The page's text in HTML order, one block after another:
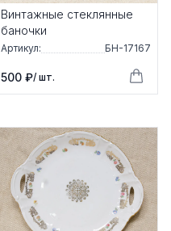
Винтажные стеклянные
баночки
Артикул: БН-17167
500 ₽/ шт.